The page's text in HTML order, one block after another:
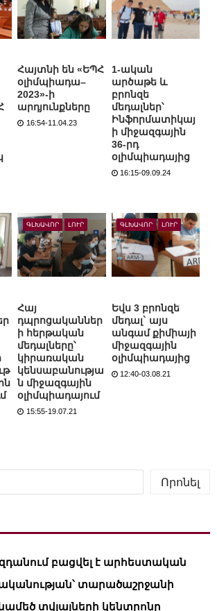
Հայտնի են «ԵՊՀ
օլիմպիադա–
2023»-ի
արդյունքները
16:54-11.04.23
1-ական
արծաթե և
բրոնզե
մեդալներ՝
Ինֆորմատիկայ
ի միջազգային
36-րդ
օլիմպիադայից
16:15-09.09.24
ԳԼԽԱՎՈՐ ԼՈՒՐ
Հայ
դպրոցականներ
ի հերթական
մեդալները՝
կիրառական
կենսաբանությա
ն միջազգային
օլիմպիադայում
15:55-19.07.21
ԳԼԽԱՎՈՐ ԼՈՒՐ
Եվս 3 բրոնզե
մեդալ` այս
անգամ քիմիայի
միջազգային
օլիմպիադայից
12:40-03.08.21
Որոնել
բացվել է արհեստական
տարածաշրջանի
տվյալների կենտրոնը